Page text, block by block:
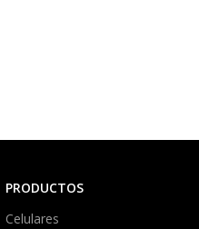
PRODUCTOS
Celulares